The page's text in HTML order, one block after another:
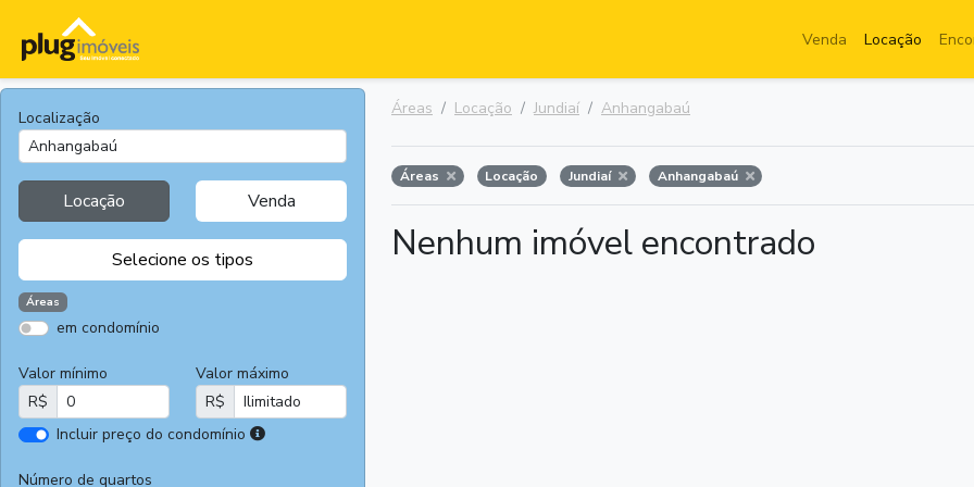
Venda Locação
Localização
Locação Venda
Selecione os tipos
Casas
Casas
Comerciais
Salas
Chácaras e
Áreas
em condomínio
Valor mínimo
R$
Valor máximo
R$
Incluir preço do condomínio
I
Número de quartos
Áreas Locação Jundiaí Anhangabaú
Áreas Locação Jundiaí Anhangabaú
Nenhum imóvel encontrado